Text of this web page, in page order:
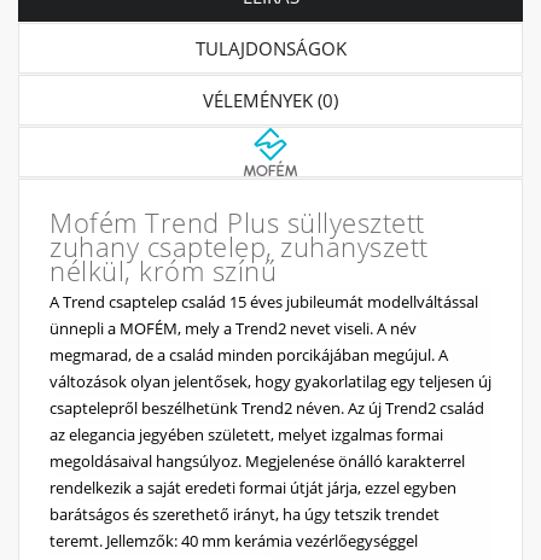
TULAJDONSÁGOK
VÉLEMÉNYEK (0)
Mofém Trend Plus süllyesztett
zuhany csaptelep, zuhanyszett
nélkül, króm színű
A Trend csaptelep család 15 éves jubileumát modellváltással
ünnepli a MOFÉM, mely a Trend2 nevet viseli. A név
megmarad, de a család minden porcikájában megújul. A
változások olyan jelentősek, hogy gyakorlatilag egy teljesen új
csaptelepről beszélhetünk Trend2 néven. Az új Trend2 család
az elegancia jegyében született, melyet izgalmas formai
megoldásaival hangsúlyoz. Megjelenése önálló karakterrel
rendelkezik a saját eredeti formai útját járja, ezzel egyben
barátságos és szerethető irányt, ha úgy tetszik trendet
teremt. Jellemzők: 40 mm kerámia vezérlőegységgel